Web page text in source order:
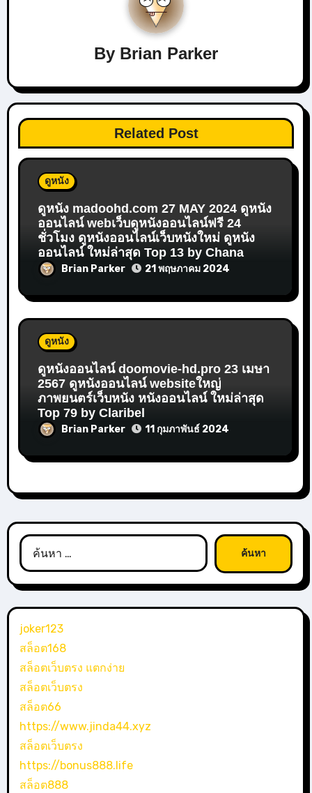
By Brian Parker
Related Post
ดูหนัง
ดูหนัง madoohd.com 27 MAY 2024 ดูหนัง
ออนไลน์ webเว็บดูหนังออนไลน์ฟรี 24
ชั่วโมง ดูหนังออนไลน์เว็บหนังใหม่ ดูหนัง
ออนไลน์ ใหม่ล่าสุด Top 13 by Chana
Brian Parker 21 พฤษภาคม 2024
ดูหนัง
ดูหนังออนไลน์ doomovie-hd.pro 23 เมษา
2567 ดูหนังออนไลน์ websiteใหญ่
ภาพยนตร์เว็บหนัง หนังออนไลน์ ใหม่ล่าสุด
Top 79 by Claribel
Brian Parker 11 กุมภาพันธ์ 2024
ค้นหา
สำหรับ:
joker123
สล็อต168
สล็อตเว็บตรง แตกง่าย
สล็อตเว็บตรง
สล็อต66
https://www.jinda44.xyz
สล็อตเว็บตรง
https://bonus888.life
สล็อต888